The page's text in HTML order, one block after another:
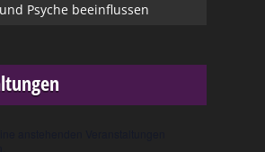
Psyche beeinflussen